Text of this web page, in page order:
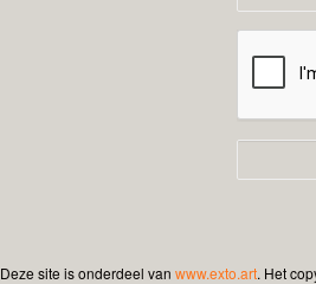
Deze site is onderdeel van www.exto.art. Het